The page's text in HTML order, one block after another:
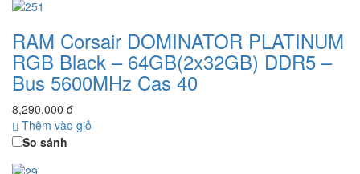
RAM Corsair DOMINATOR PLATINUM
RGB Black – 64GB(2x32GB) DDR5 –
Bus 5600MHz Cas 40
8,290,000 đ
Thêm vào giỏ
So sánh